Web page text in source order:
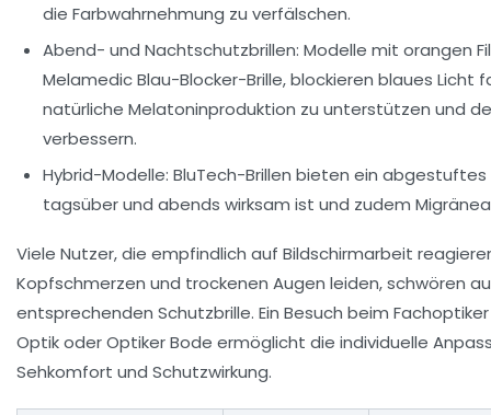
die Farbwahrnehmung zu verfälschen.
Abend- und Nachtschutzbrillen: Modelle mit orangen
Melamedic Blau-Blocker-Brille, blockieren blaues Licht
natürliche Melatoninproduktion zu unterstützen und
verbessern.
Hybrid-Modelle: BluTech-Brillen bieten ein
tagsüber und abends wirksam ist und zudem
Viele Nutzer, die empfindlich auf Bildschirmarbeit
Kopfschmerzen und trockenen Augen leiden, schwören
entsprechenden Schutzbrille. Ein Besuch beim
Optik oder Optiker Bode ermöglicht die individuelle
Sehkomfort und Schutzwirkung.